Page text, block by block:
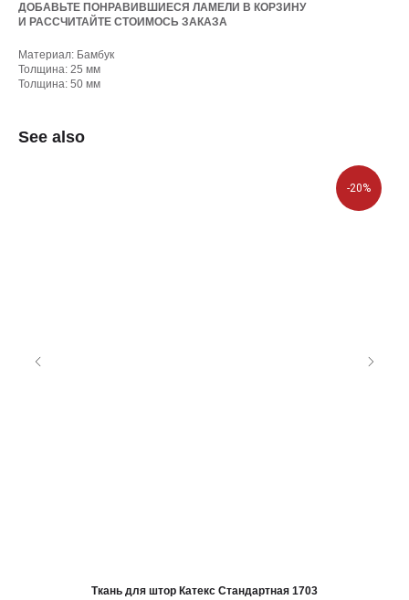
ДОБАВЬТЕ ПОНРАВИВШИЕСЯ ЛАМЕЛИ В КОРЗИНУ
И РАССЧИТАЙТЕ СТОИМОСЬ ЗАКАЗА
Материал: Бамбук
Толщина: 25 мм
Толщина: 50 мм
See also
-20%
Ткань для штор Катекс Стандартная 1703